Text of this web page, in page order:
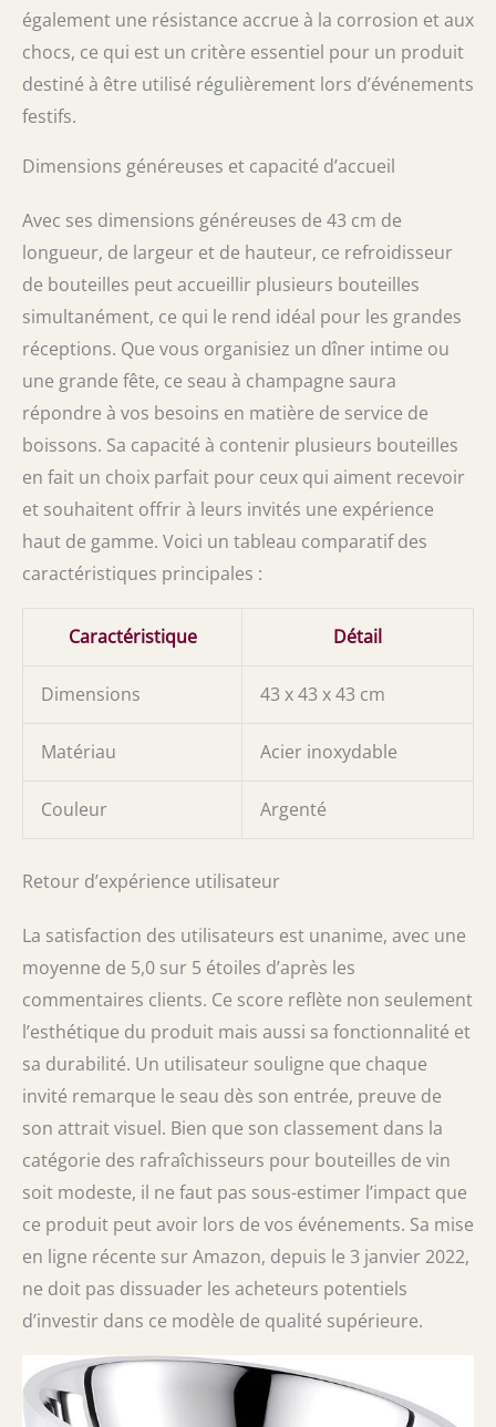
également une résistance accrue à la corrosion et aux
chocs, ce qui est un critère essentiel pour un produit
destiné à être utilisé régulièrement lors d’événements
festifs.
Dimensions généreuses et capacité d’accueil
Avec ses dimensions généreuses de 43 cm de
longueur, de largeur et de hauteur, ce refroidisseur
de bouteilles peut accueillir plusieurs bouteilles
simultanément, ce qui le rend idéal pour les grandes
réceptions. Que vous organisiez un dîner intime ou
une grande fête, ce seau à champagne saura
répondre à vos besoins en matière de service de
boissons. Sa capacité à contenir plusieurs bouteilles
en fait un choix parfait pour ceux qui aiment recevoir
et souhaitent offrir à leurs invités une expérience
haut de gamme. Voici un tableau comparatif des
caractéristiques principales :
Caractéristique Détail
Dimensions 43 x 43 x 43 cm
Matériau Acier inoxydable
Couleur Argenté
Retour d’expérience utilisateur
La satisfaction des utilisateurs est unanime, avec une
moyenne de 5,0 sur 5 étoiles d’après les
commentaires clients. Ce score reflète non seulement
l’esthétique du produit mais aussi sa fonctionnalité et
sa durabilité. Un utilisateur souligne que chaque
invité remarque le seau dès son entrée, preuve de
son attrait visuel. Bien que son classement dans la
catégorie des rafraîchisseurs pour bouteilles de vin
soit modeste, il ne faut pas sous-estimer l’impact que
ce produit peut avoir lors de vos événements. Sa mise
en ligne récente sur Amazon, depuis le 3 janvier 2022,
ne doit pas dissuader les acheteurs potentiels
d’investir dans ce modèle de qualité supérieure.